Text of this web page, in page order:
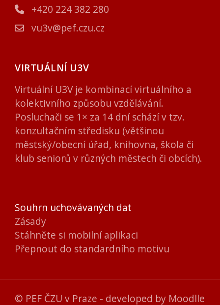
+420 224 382 280
vu3v@pef.czu.cz
VIRTUÁLNÍ U3V
Virtuální U3V je kombinací virtuálního a
kolektivního způsobu vzdělávání.
Posluchači se 1× za 14 dní schází v tzv.
konzultačním středisku (většinou
městský/obecní úřad, knihovna, škola či
klub seniorů v různých městech či obcích).
Souhrn uchovávaných dat
Zásady
Stáhněte si mobilní aplikaci
Přepnout do standardního motivu
© PEF ČZU v Praze - developed by Moodlle